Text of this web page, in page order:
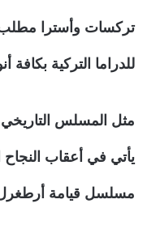
تركسات وأسترا مطلب
للدراما التركية بكافة
مثل المسلس
يأتي في أعقاب
مسلسل قيامة